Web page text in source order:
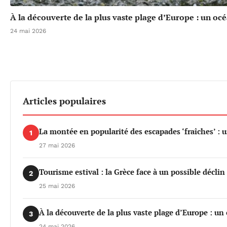
À la découverte de la plus vaste plage d’Europe : un
24 mai 2026
Articles populaires
1 La montée en popularité des escapades ‘fraîches’
27 mai 2026
2 Tourisme estival : la Grèce face à un possible déclin
25 mai 2026
3 À la découverte de la plus vaste plage d’Europe :